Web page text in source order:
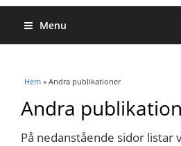
Menu
Du är här
Hem » Andra publikationer
Andra
På nedanstående sidor listar